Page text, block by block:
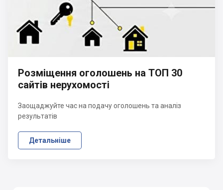
Розміщення оголошень на ТОП 30
сайтів нерухомості
Заощаджуйте час на подачу оголошень та аналіз
результатів
Детальніше